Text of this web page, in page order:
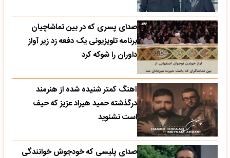
صدای پسری که در بین تماشاچیان
برنامه تلویزیونی یک دفعه زد زیر آواز
داوران را شوکه کرد
آهنگ کمتر شنیده شده از هنرمند
درگذشته حمید هیراد عزیز که حیف
است نشنوید
صدای پلیسی که خودجوش خوانندگی